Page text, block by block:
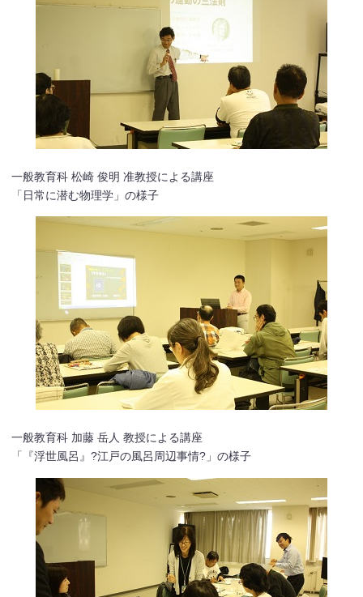
一般教育科 松崎 俊明 准教授による講座
「日常に潜む物理学」の様子
一般教育科 加藤 岳人 教授による講座
「『浮世風呂』?江戸の風呂周辺事情?」の様子